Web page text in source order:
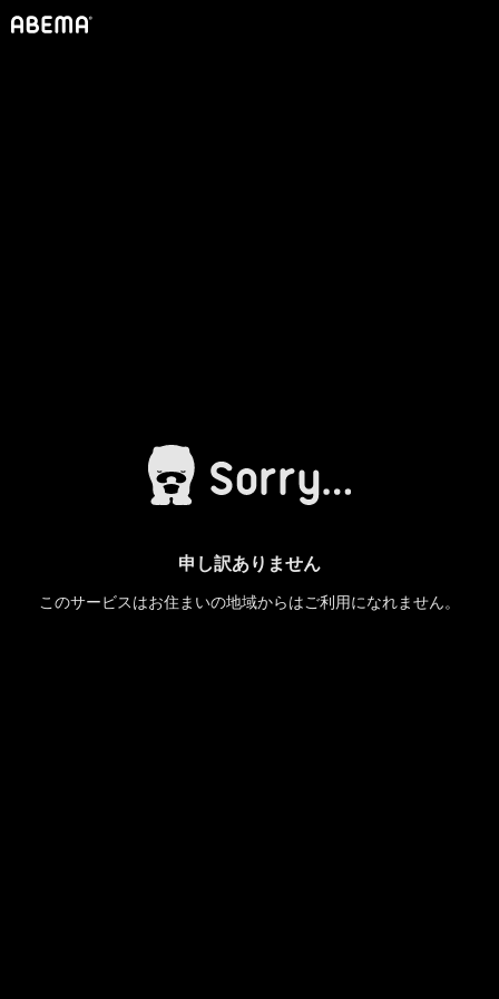
申し訳ありません
このサービスはお住まいの地域からはご利用になれません。